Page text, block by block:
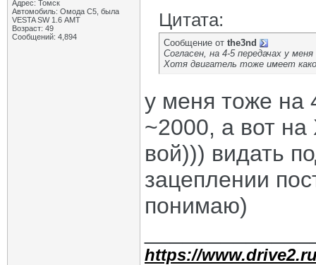
Адрес: Томск
Автомобиль: Омода С5, была
VESTA SW 1.6 АМТ
Возраст: 49
Сообщений: 4,894
Цитата:
Сообщение от the3nd
Согласен, на 4-5 передачах у
Хотя двигатель тоже имеет
у меня тоже на
~2000, а вот на
вой))) видать
зацеплении
понимаю)
https://